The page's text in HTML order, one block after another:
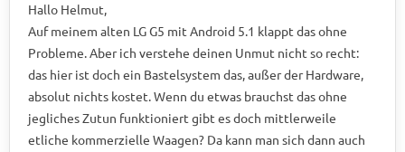
Hallo Helmut,
Auf meinem alten LG G5 mit Android 5.1 klappt das ohne
Probleme. Aber ich verstehe deinen Unmut nicht so recht:
das hier ist doch ein Bastelsystem das, außer der Hardware,
absolut nichts kostet. Wenn du etwas brauchst das ohne
jegliches Zutun funktioniert gibt es doch mittlerweile
etliche kommerzielle Waagen? Da kann man sich dann auch